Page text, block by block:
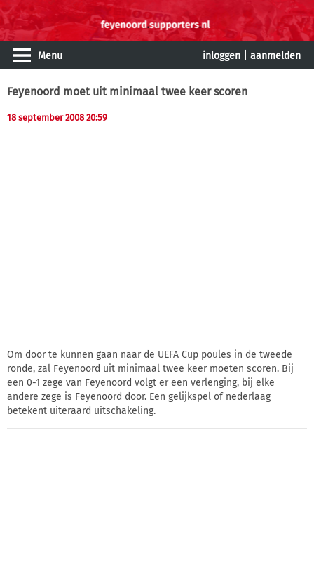
Menu inloggen aanmelden
Feyenoord moet uit minimaal twee keer scoren
18 september 2008 20:59
Om door te kunnen gaan naar de UEFA Cup poules in de tweede
ronde, zal Feyenoord uit minimaal twee keer moeten scoren. Bij
een 0-1 zege van Feyenoord volgt er een verlenging, bij elke
andere zege is Feyenoord door. Een gelijkspel of nederlaag
betekent uiteraard uitschakeling.